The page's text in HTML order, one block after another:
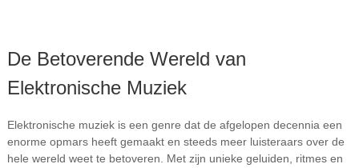
De Betoverende Wereld van
Elektronische Muziek
Elektronische muziek is een genre dat de afgelopen decennia een
enorme opmars heeft gemaakt en steeds meer luisteraars over de
hele wereld weet te betoveren. Met zijn unieke geluiden, ritmes en